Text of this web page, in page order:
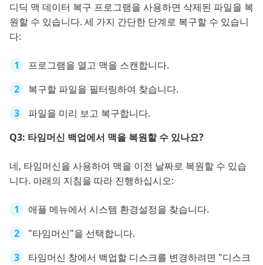
디딕 맥 데이터 복구 프로그램을 사용하면 삭제된 파일을 복
원할 수 있습니다. 세 가지 간단한 단계로 복구할 수 있습니
다:
프로그램을 열고 맥을 스캔합니다.
복구할 파일을 필터링하여 찾습니다.
파일을 미리 보고 복구합니다.
Q3: 타임머신 백업에서 맥을 복원할 수 있나요?
네, 타임머신을 사용하여 맥을 이전 날짜로 복원할 수 있습
니다. 아래의 지침을 따라 진행하십시오:
애플 메뉴에서 시스템 환경설정을 찾습니다.
"타임머신"을 선택합니다.
타임머신 창에서 백업할 디스크를 변경하려면 "디스크